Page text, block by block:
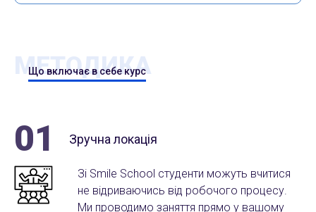
МЕТОДИКА
Що включає в себе курс
01 Зручна локація
Зі Smile School студенти можуть вчитися
не відриваючись від робочого процесу.
Ми проводимо заняття прямо у вашому